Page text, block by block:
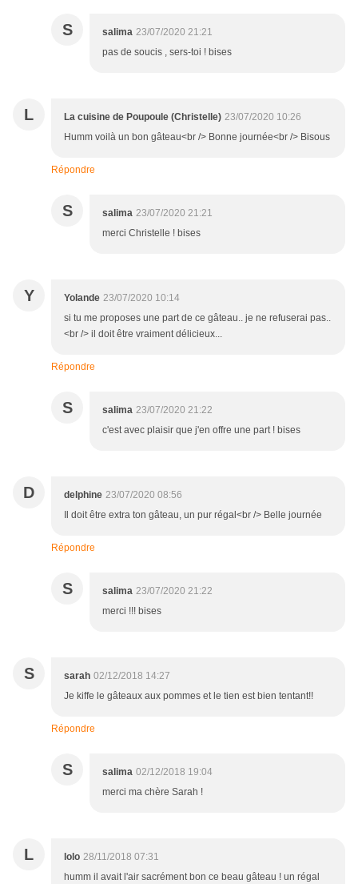
S salima 23/07/2020 21:21
pas de soucis , sers-toi ! bises
L La cuisine de Poupoule (Christelle) 23/07/2020 10:26
Humm voilà un bon gâteau<br /> Bonne journée<br /> Bisous
Répondre
S salima 23/07/2020 21:21
merci Christelle ! bises
Y Yolande 23/07/2020 10:14
si tu me proposes une part de ce gâteau.. je ne refuserai pas..
<br /> il doit être vraiment délicieux...
Répondre
S salima 23/07/2020 21:22
c'est avec plaisir que j'en offre une part ! bises
D delphine 23/07/2020 08:56
Il doit être extra ton gâteau, un pur régal<br /> Belle journée
Répondre
S salima 23/07/2020 21:22
merci !!! bises
S sarah 02/12/2018 14:27
Je kiffe le gâteaux aux pommes et le tien est bien tentant!!
Répondre
S salima 02/12/2018 19:04
merci ma chère Sarah !
L lolo 28/11/2018 07:31
humm il avait l'air sacrément bon ce beau gâteau ! un régal